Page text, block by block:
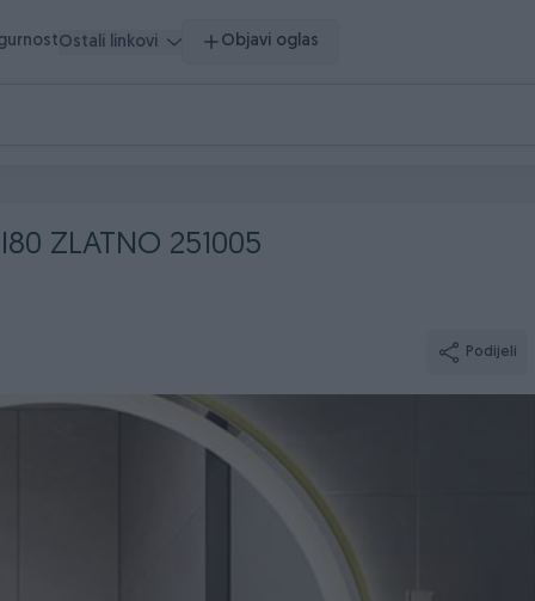
Ostali linkovi Objavi oglas
ZLATNO 251005
Podijeli